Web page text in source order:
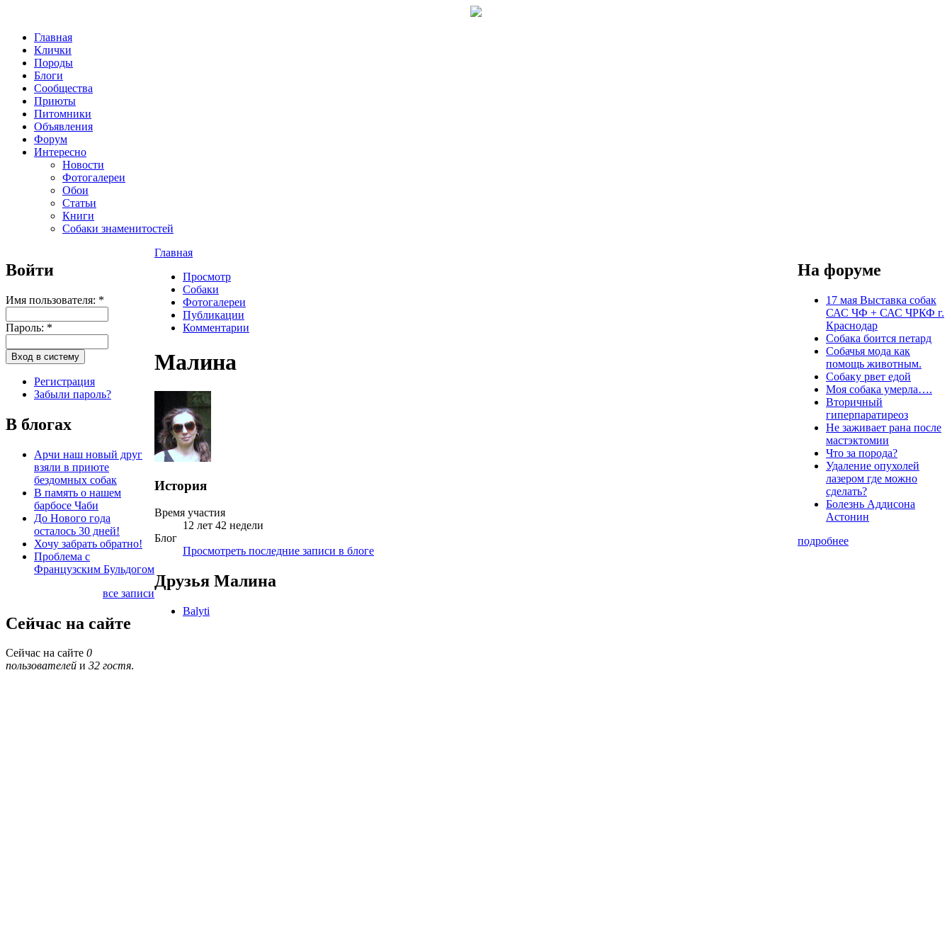
Главная
Клички
Породы
Блоги
Сообщества
Приюты
Питомники
Объявления
Форум
Интересно
Новости
Фотогалереи
Обои
Статьи
Книги
Собаки знаменитостей
Войти
Имя пользователя: *
Пароль: *
Регистрация
Забыли пароль?
В блогах
Арчи наш новый друг
взяли в приюте
бездомных собак
В память о нашем
барбосе Чаби
До Нового года
осталось 30 дней!
Хочу забрать обратно!
Проблема с
Французским Бульдогом
все записи
Сейчас на сайте
Сейчас на сайте 0
пользователей и 32 гостя.
Главная
Просмотр
Собаки
Фотогалереи
Публикации
Комментарии
Малина
История
Время участия
12 лет 42 недели
Блог
Просмотреть последние записи в блоге
Друзья Малина
Balyti
На форуме
17 мая Выставка собак
САС ЧФ + САС ЧРКФ г.
Краснодар
Собака боится петард
Собачья мода как
помощь животным.
Собаку рвет едой
Моя собака умерла….
Вторичный
гиперпаратиреоз
Не заживает рана после
мастэктомии
Что за порода?
Удаление опухолей
лазером где можно
сделать?
Болезнь Аддисона
Астонин
подробнее